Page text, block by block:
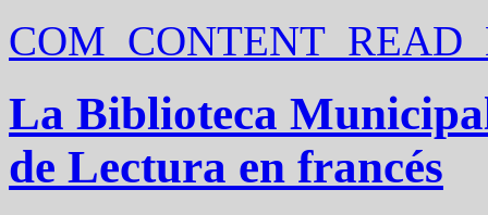
La Biblioteca
de Lectura en francés